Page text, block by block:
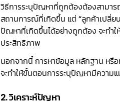
วิธีการระบุปัญหาที่ถูกต้องต้องสามาร
สถานการณ์ที่เกิดขึ้น แต่ “ลูกค้าเปลี่ย
ปัญหาที่เกิดขึ้นได้อย่างถูกต้อง จะทำใ
ประสิทธิภาพ
นอกจากนี้ การหาข้อมูล หลักฐาน หรื
จะทำให้ขั้นตอนการระบุปัญหามีความ
2. วิเคราะห์ปัญหา